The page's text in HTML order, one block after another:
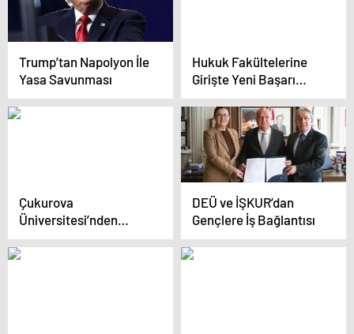
Trump’tan Napolyon İle
Yasa Savunması
Hukuk Fakültelerine
Girişte Yeni Başarı
Kriteri Belirlendi
Çukurova
Üniversitesi’nden
Kadınların
Doğurganlığını
DEÜ ve İŞKUR’dan
Gençlere İş Bağlantısı